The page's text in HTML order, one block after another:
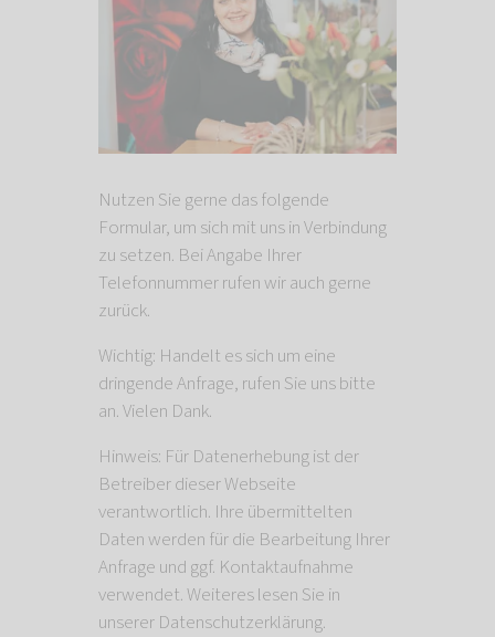
Nutzen Sie gerne das folgende
Formular, um sich mit uns in Verbindung
zu setzen. Bei Angabe Ihrer
Telefonnummer rufen wir auch gerne
zurück.
Wichtig: Handelt es sich um eine
dringende Anfrage, rufen Sie uns bitte
an. Vielen Dank.
Hinweis: Für Datenerhebung ist der
Betreiber dieser Webseite
verantwortlich. Ihre übermittelten
Daten werden für die Bearbeitung Ihrer
Anfrage und ggf. Kontaktaufnahme
verwendet. Weiteres lesen Sie in
unserer Datenschutzerklärung.